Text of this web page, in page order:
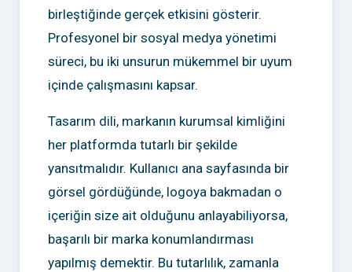
birleştiğinde gerçek etkisini gösterir.
Profesyonel bir sosyal medya yönetimi
süreci, bu iki unsurun mükemmel bir uyum
içinde çalışmasını kapsar.
Tasarım dili, markanın kurumsal kimliğini
her platformda tutarlı bir şekilde
yansıtmalıdır. Kullanıcı ana sayfasında bir
görsel gördüğünde, logoya bakmadan o
içeriğin size ait olduğunu anlayabiliyorsa,
başarılı bir marka konumlandırması
yapılmış demektir. Bu tutarlılık, zamanla